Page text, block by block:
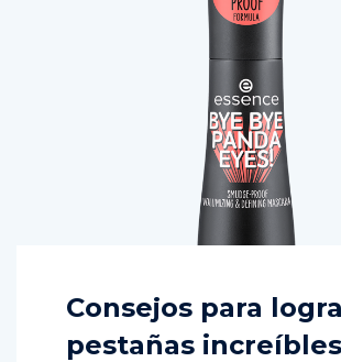
Consejos para
pestañas increíbles